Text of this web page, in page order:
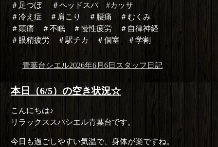
＃足つぼ ＃ヘッドスパ #カッサ
＃冷え症 ＃肩こり ＃腰痛 ＃むくみ
＃頭痛 ＃不眠 ＃慢性疲労 ＃自律神経
＃眼精疲労 ＃駅チカ ＃個室 ＃学割
投
者
青葉台シエル投
日:
2026年6月6日 カ
ゴ
スタッフ日記
本日（6/5）の空き状況☆
こんにちは♪
リラックススパシエル青葉台です。
今日も過ごしやすい気温で、身体が楽ですね。